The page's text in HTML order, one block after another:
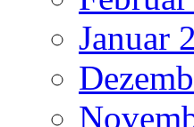
Januar